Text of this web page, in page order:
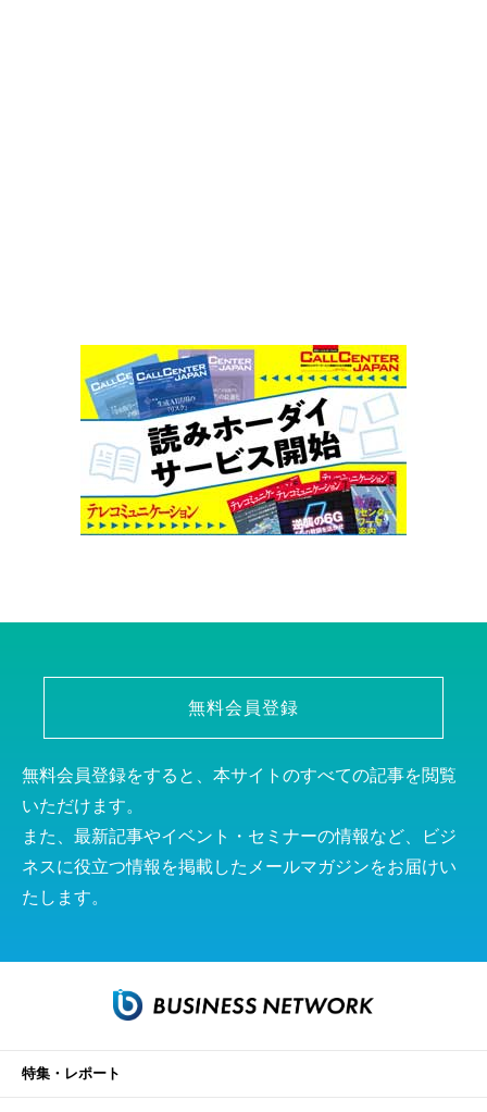
無料会員登録
無料会員登録をすると、本サイトのすべての記事を閲覧
いただけます。
また、最新記事やイベント・セミナーの情報など、ビジ
ネスに役立つ情報を掲載したメールマガジンをお届けい
たします。
特集・レポート